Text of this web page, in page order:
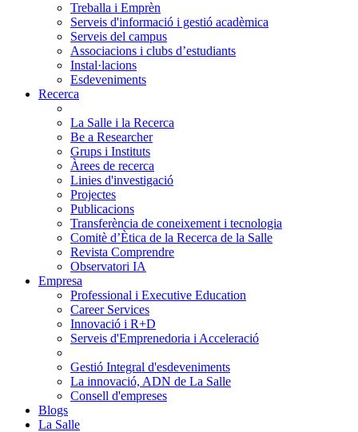
Treballa i Emprèn
Serveis d'informació i gestió acadèmica
Serveis del campus
Associacions i clubs d’estudiants
Instal·lacions
Esdeveniments
Recerca
La Salle i la Recerca
Be a Researcher
Grups i Instituts
Àrees de recerca
Linies d'investigació
Projectes
Publicacions
Transferència de coneixement i tecnologia
Comitè d’Ètica de la Recerca de la Salle
Revista Comprendre
Observatori IA
Empresa
Professional i Executive Education
Career Services
Innovació i R+D
Serveis d'Emprenedoria i Acceleració
Gestió Integral d'esdeveniments
La innovació, ADN de La Salle
Consell d'empreses
Blogs
La Salle